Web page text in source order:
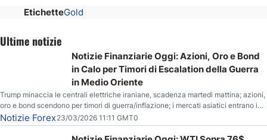
EtichetteGold
Ultime notizie
Notizie Finanziarie Oggi: Azioni, Oro e Bond
in Calo per Timori di Escalation della Guerra
in Medio Oriente
Trump minaccia le centrali elettriche iraniane, scadenza martedì mattina; azioni,
oro e bond scendono per timori di guerra/inflazione; i mercati asiatici entrano in
correzione; il petrolio greggio resta stabile.
Notizie Forex23/03/2026 11:11 GMT0